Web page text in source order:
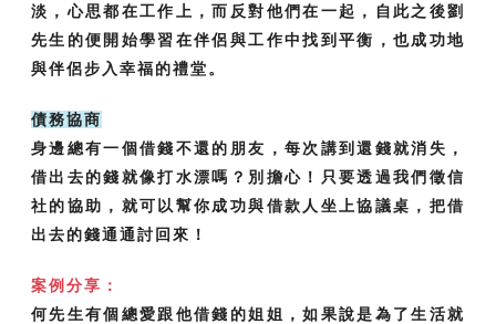
淡，心思都在工作上，而反對他們在一起，自此之後劉
先生的便開始學習在伴侶與工作中找到平衡，也成功地
與伴侶步入幸福的禮堂。
債務協商
身邊總有一個借錢不還的朋友，每次講到還錢就消失，
借出去的錢就像打水漂嗎？別擔心！只要透過我們徵信
社的協助，就可以幫你成功與借款人坐上協議桌，把借
出去的錢通通討回來！
案例分享：
何先生有個總愛跟他借錢的姐姐，如果說是為了生活就